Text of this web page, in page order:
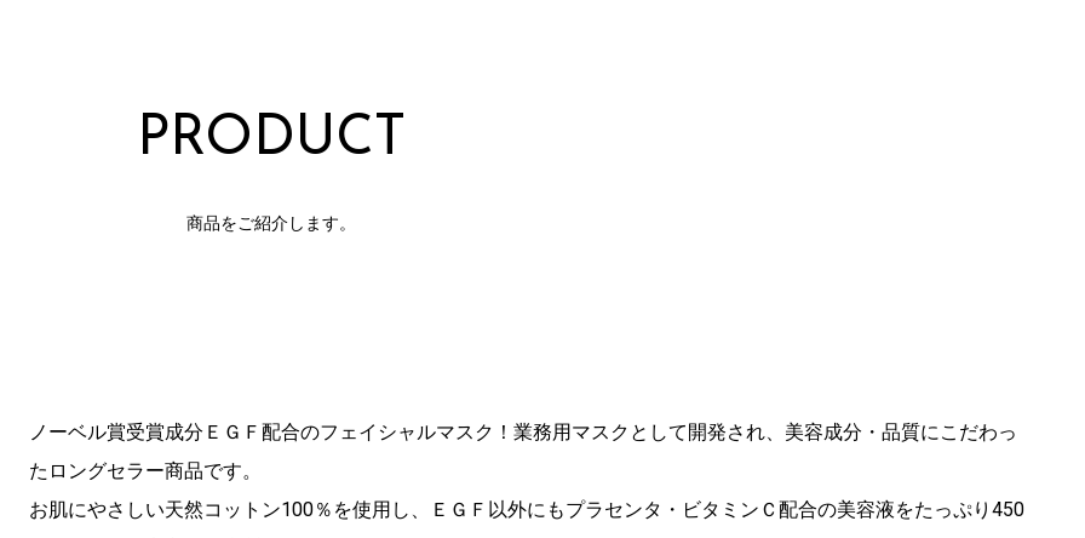
PRODUCT
商品をご紹介します。
ノーベル賞受賞成分ＥＧＦ配合のフェイシャルマスク！業務用マスクとして開発され、美容成分・品質にこだわっ
たロングセラー商品です。
お肌にやさしい天然コットン100％を使用し、ＥＧＦ以外にもプラセンタ・ビタミンＣ配合の美容液をたっぷり450